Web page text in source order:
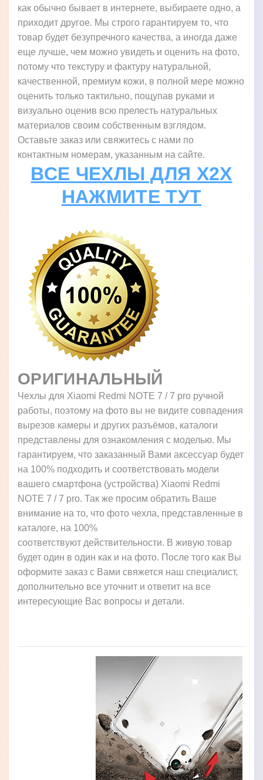
как обычно бывает в интернете, выбираете одно, а
приходит другое. Мы строго гарантируем то, что
товар будет безупречного качества, а иногда даже
еще лучше, чем можно увидеть и оценить на фото,
потому что текстуру и фактуру натуральной,
качественной, премиум кожи, в полной мере можно
оценить только тактильно, пощупав руками и
визуально оценив всю прелесть натуральных
материалов своим собственным взглядом.
Оставьте заказ или свяжитесь с нами по
контактным номерам, указанным на сайте.
ВСЕ ЧЕХЛЫ ДЛЯ X2X
НАЖМИТЕ ТУТ
ОРИГИНАЛЬНЫЙ
Чехлы для Xiaomi Redmi NOTE 7 / 7 pro ручной
работы, поэтому на фото вы не видите совпадения
вырезов камеры и других разъёмов, каталоги
представлены для ознакомления с моделью. Мы
гарантируем, что заказанный Вами аксессуар будет
на 100% подходить и соответствовать модели
вашего смартфона (устройства) Xiaomi Redmi
NOTE 7 / 7 pro. Так же просим обратить Ваше
внимание на то, что фото чехла, представленные в
каталоге, на 100%
соответствуют действительности. В живую товар
будет один в один как и на фото. После того как Вы
оформите заказ с Вами свяжется наш специалист,
дополнительно все уточнит и ответит на все
интересующие Вас вопросы и детали.